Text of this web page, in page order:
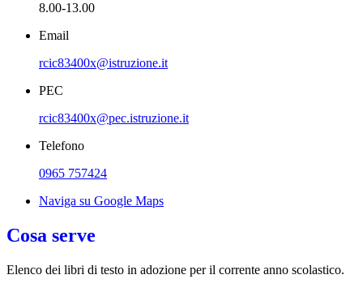
8.00-13.00
Email
rcic83400x@istruzione.it
PEC
rcic83400x@pec.istruzione.it
Telefono
0965 757424
Naviga su Google Maps
Cosa serve
Elenco dei libri di testo in adozione per il corrente anno scolastico.